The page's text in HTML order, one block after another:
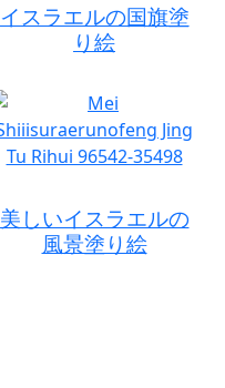
イスラエルの国旗塗
り絵
美しいイスラエルの
風景塗り絵